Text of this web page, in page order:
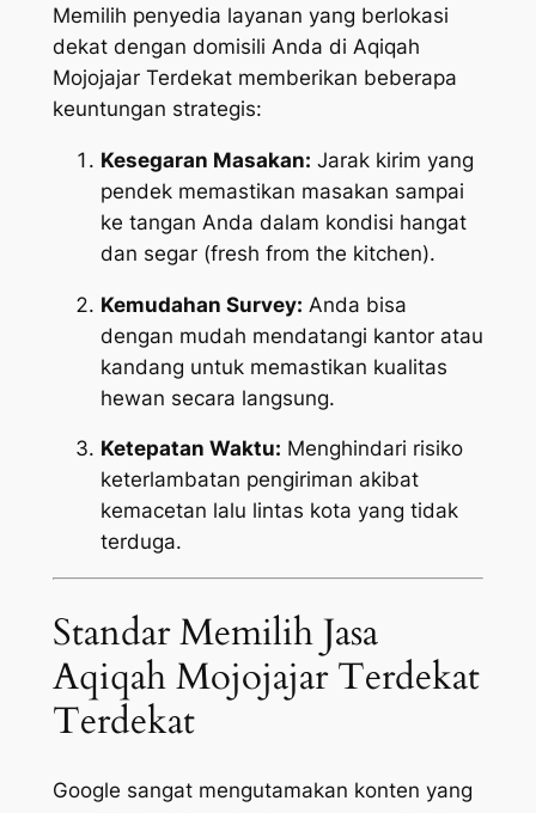
Memilih penyedia layanan yang berlokasi
dekat dengan domisili Anda di Aqiqah
Mojojajar Terdekat memberikan beberapa
keuntungan strategis:
Kesegaran Masakan: Jarak kirim yang
pendek memastikan masakan sampai
ke tangan Anda dalam kondisi hangat
dan segar (fresh from the kitchen).
Kemudahan Survey: Anda bisa
dengan mudah mendatangi kantor atau
kandang untuk memastikan kualitas
hewan secara langsung.
Ketepatan Waktu: Menghindari risiko
keterlambatan pengiriman akibat
kemacetan lalu lintas kota yang tidak
terduga.
Standar Memilih Jasa
Aqiqah Mojojajar Terdekat
Terdekat
Google sangat mengutamakan konten yang